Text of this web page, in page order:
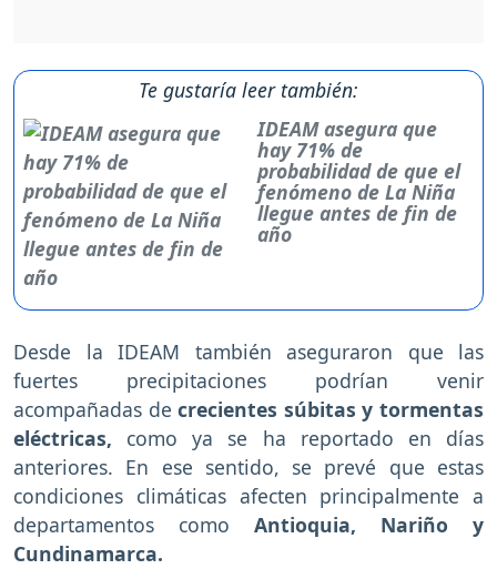
Te gustaría leer también:
IDEAM asegura que
hay 71% de
probabilidad de que el
fenómeno de La Niña
llegue antes de fin de
año
Desde la IDEAM también aseguraron que las
fuertes precipitaciones podrían venir
acompañadas decrecientes súbitas y tormentas
eléctricas, como ya se ha reportado en días
anteriores. En ese sentido, se prevé que estas
condiciones climáticas afecten principalmente a
departamentos como Antioquia, Nariño y
Cundinamarca.